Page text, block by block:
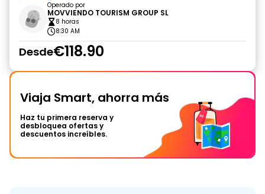
Operado por
MOVVIENDO TOURISM GROUP SL
8 horas
8:30 AM
Desde€118.90
Viaja Smart, ahorra más
Haz tu primera reserva y
desbloquea ofertas y
descuentos increíbles.